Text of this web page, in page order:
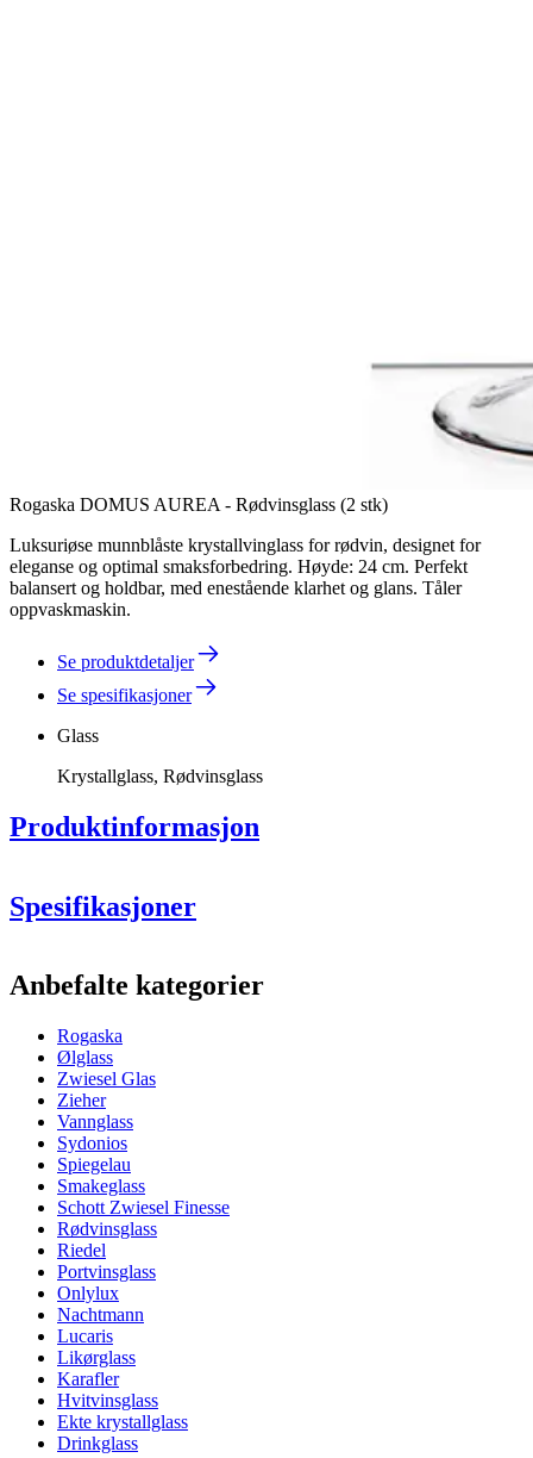
Rogaska DOMUS AUREA - Rødvinsglass (2 stk)
Luksuriøse munnblåste krystallvinglass for rødvin, designet for
eleganse og optimal smaksforbedring. Høyde: 24 cm. Perfekt
balansert og holdbar, med enestående klarhet og glans. Tåler
oppvaskmaskin.
Se produktdetaljer
Se spesifikasjoner
Glass
Krystallglass, Rødvinsglass
Produktinformasjon
Høyde:
Spesifikasjoner
ProduktnummerRCL103-100P (108701)
Dimensjoner (BxHxD cm)
Vekt (kg)0.5
Høyde (cm)
Bredde (cm)
Dybde (cm)
Glass
ProduktserieDomus Aurea
GlassKrystallglass, Rødvinsglass
Anbefalte kategorier
Rogaska
Ølglass
Zwiesel Glas
Zieher
Vannglass
Sydonios
Spiegelau
Smakeglass
Schott Zwiesel Finesse
Rødvinsglass
Riedel
Portvinsglass
Onlylux
Nachtmann
Lucaris
Likørglass
Karafler
Hvitvinsglass
Ekte krystallglass
Drinkglass